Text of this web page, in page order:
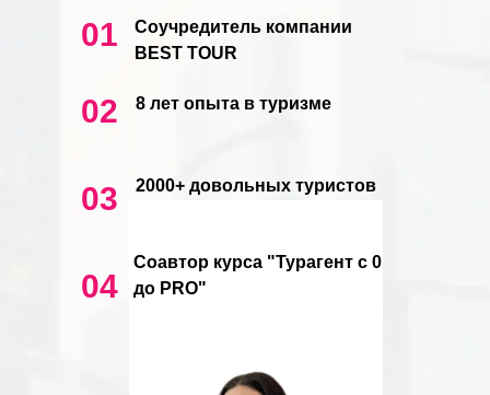
Соучредитель компании
BEST TOUR
02 8 лет опыта в туризме
04
2000+ довольных туристов
Соавтор курса "Турагент с 0
до PRO"
01
03